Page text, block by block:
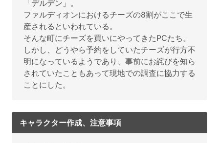
「デルデン」。
ファルディオンにおけるチーズの8割がここで生
産されるといわれている。
そんな町にチーズを買いにやってきたPCたち。
しかし、どうやら予約をしていたチーズが行方不
明になっているようであり、事前にお詫びを知ら
されていたこともあって現地での調査に協力する
ことにした。
キャラクター作成、注意事項